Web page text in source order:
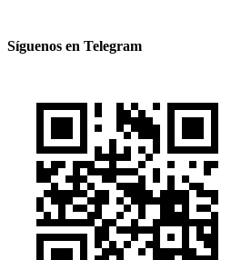
Síguenos en Telegram